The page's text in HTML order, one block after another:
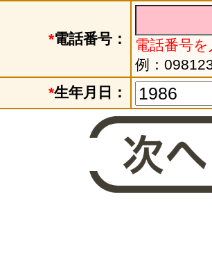
*電話番号：
電話番号
例：
*生年月日：